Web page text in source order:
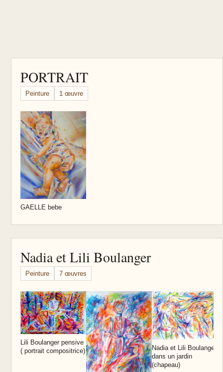
PORTRAIT
Peinture 1 œuvre
GAELLE bebe
Nadia et Lili Boulanger
Peinture 7 œuvres
Lili Boulanger pensive
( portrait compositrice)
Nadia et Lili Boulanger
dans un jardin
(chapeau)